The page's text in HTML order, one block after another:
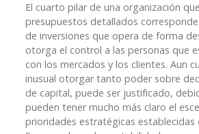
El cuarto pilar de una organización
presupuestos detallados
de inversiones que opera de forma
otorga el control a las personas que
con los mercados y los clientes. Aun
inusual otorgar tanto poder sobre
de capital, puede ser justificado,
pueden tener mucho más claro el
prioridades estratégicas establecidas